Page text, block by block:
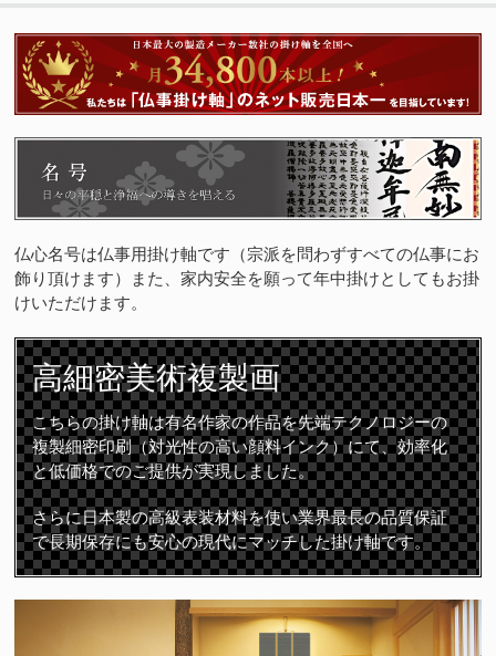
仏心名号は仏事用掛け軸です（宗派を問わずすべての仏事にお
飾り頂けます）また、家内安全を願って年中掛けとしてもお掛
けいただけます。
高細密美術複製画
こちらの掛け軸は有名作家の作品を先端テクノロジーの
複製細密印刷（対光性の高い顔料インク）にて、効率化
と低価格でのご提供が実現しました。
さらに日本製の高級表装材料を使い業界最長の品質保証
で長期保存にも安心の現代にマッチした掛け軸です。